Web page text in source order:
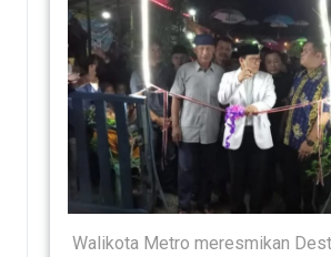
Walikota Metro meresmikan